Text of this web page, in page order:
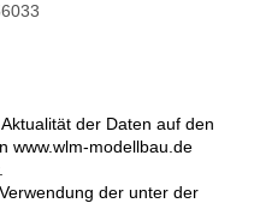
der Daten auf den
www.wlm-modellbau.de
der unter der